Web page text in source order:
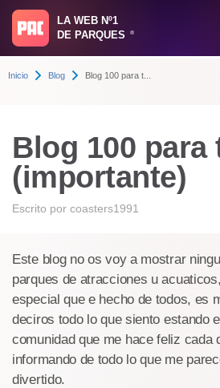
LA WEB Nº1
DE PARQUES
®
Inicio Blog Blog 100 para t...
Blog 100 para
(importante)
Escrito por coasters1991
Este blog no os voy a mostrar
parques de atracciones u
especial que e hecho de todos, es
deciros todo lo que siento estando
comunidad que me hace feliz cada
informando de todo lo que me
divertido.